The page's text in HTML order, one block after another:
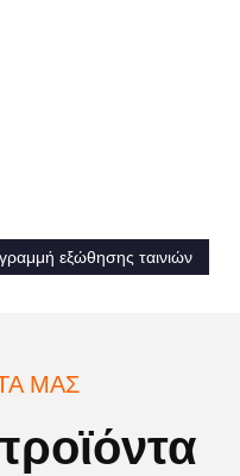
εξώθησης ταινιών
ΜΑΣ